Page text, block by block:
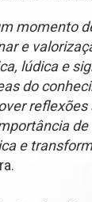
momento
e
lúdica e
do
reflexões
de
e